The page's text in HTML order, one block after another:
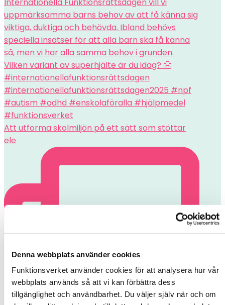
Denna webbplats använder cookies
Funktionsverket använder cookies för att analysera hur vår
webbplats används så att vi kan förbättra dess
tillgänglighet och användbarhet. Du väljer själv när och om
Att utforma skolmiljön på ett sätt som stöttar
ele